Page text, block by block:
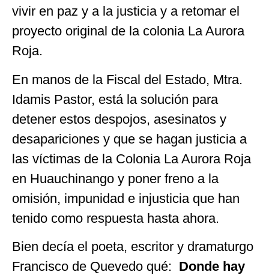
vivir en paz y a la justicia y a retomar el
proyecto original de la colonia La Aurora
Roja.
En manos de la Fiscal del Estado, Mtra.
Idamis Pastor, está la solución para
detener estos despojos, asesinatos y
desapariciones y que se hagan justicia a
las víctimas de la Colonia La Aurora Roja
en Huauchinango y poner freno a la
omisión, impunidad e injusticia que han
tenido como respuesta hasta ahora.
Bien decía el poeta, escritor y dramaturgo
Francisco de Quevedo qué: Donde hay